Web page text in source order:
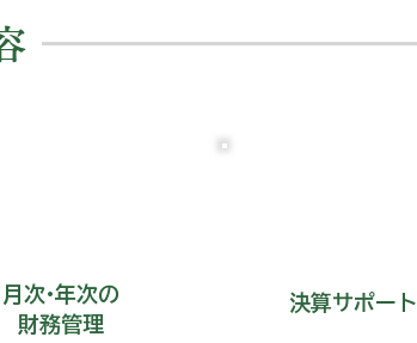
月次·年次の
財務管理
決算サポート